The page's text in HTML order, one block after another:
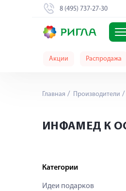
8 (495) 737-27-30
Акции Распродажа
Главная Производители
ИНФАМЕД К
Категории
Идеи подарков